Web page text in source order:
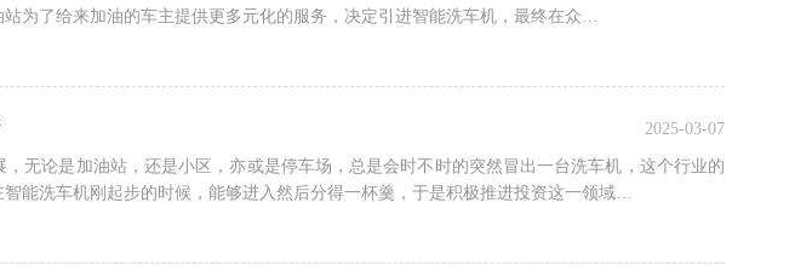
为了给来加油的车主提供更多元化的服务，决定引进智能洗车机，最终在众…
2025-03-07
无论是加油站，还是小区，亦或是停车场，总是会时不时的突然冒出一台洗车机，这个行业的
能洗车机刚起步的时候，能够进入然后分得一杯羹，于是积极推进投资这一领域…